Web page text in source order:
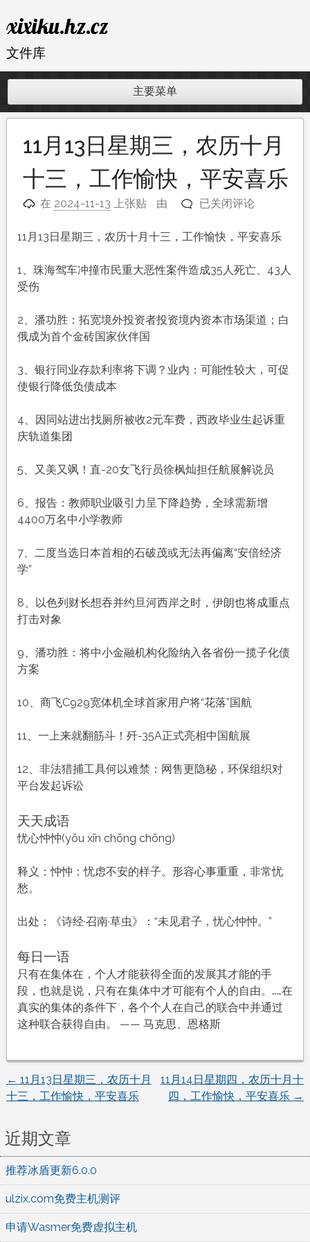
至
内
xixiku.hz.cz
文件库
主要菜单
11月13日星期三，农历十月
十三，工作愉快，平安喜乐
在 2024-11-13 上张贴 由
11
13
星
农
月
工
快，
安
已关闭评论
11月13日星期三，农历十月十三，工作愉快，平安喜乐
1、珠海驾车冲撞市民重大恶性案件造成35人死亡、43人
受伤
2、潘功胜：拓宽境外投资者投资境内资本市场渠道；白
俄成为首个金砖国家伙伴国
3、银行同业存款利率将下调？业内：可能性较大，可促
使银行降低负债成本
4、因同站进出找厕所被收2元车费，西政毕业生起诉重
庆轨道集团
5、又美又飒！直-20女飞行员徐枫灿担任航展解说员
6、报告：教师职业吸引力呈下降趋势，全球需新增
4400万名中小学教师
7、二度当选日本首相的石破茂或无法再偏离“安倍经济
学”
8、以色列财长想吞并约旦河西岸之时，伊朗也将成重点
打击对象
9、潘功胜：将中小金融机构化险纳入各省份一揽子化债
方案
10、商飞C929宽体机全球首家用户将“花落”国航
11、一上来就翻筋斗！歼-35A正式亮相中国航展
12、非法猎捕工具何以难禁：网售更隐秘，环保组织对
平台发起诉讼
天天成语
忧心忡忡(yōu xīn chōng chōng)
释义：忡忡：忧虑不安的样子。形容心事重重，非常忧
愁。
出处：《诗经·召南·草虫》：“未见君子，忧心忡忡。”
每日一语
只有在集体在，个人才能获得全面的发展其才能的手
段，也就是说，只有在集体中才可能有个人的自由。……在
真实的集体的条件下，各个个人在自己的联合中并通过
这种联合获得自由。 —— 马克思、恩格斯
文
导
航
← 11月13日星期三，农历十月
十三，工作愉快，平安喜乐
11月14日星期四，农历十月十
四，工作愉快，平安喜乐 →
近期文章
推荐冰盾更新6.0.0
ulzix.com免费主机测评
申请Wasmer免费虚拟主机